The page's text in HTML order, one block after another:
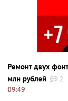
Ремонт двух
млн рублей
2
09:49